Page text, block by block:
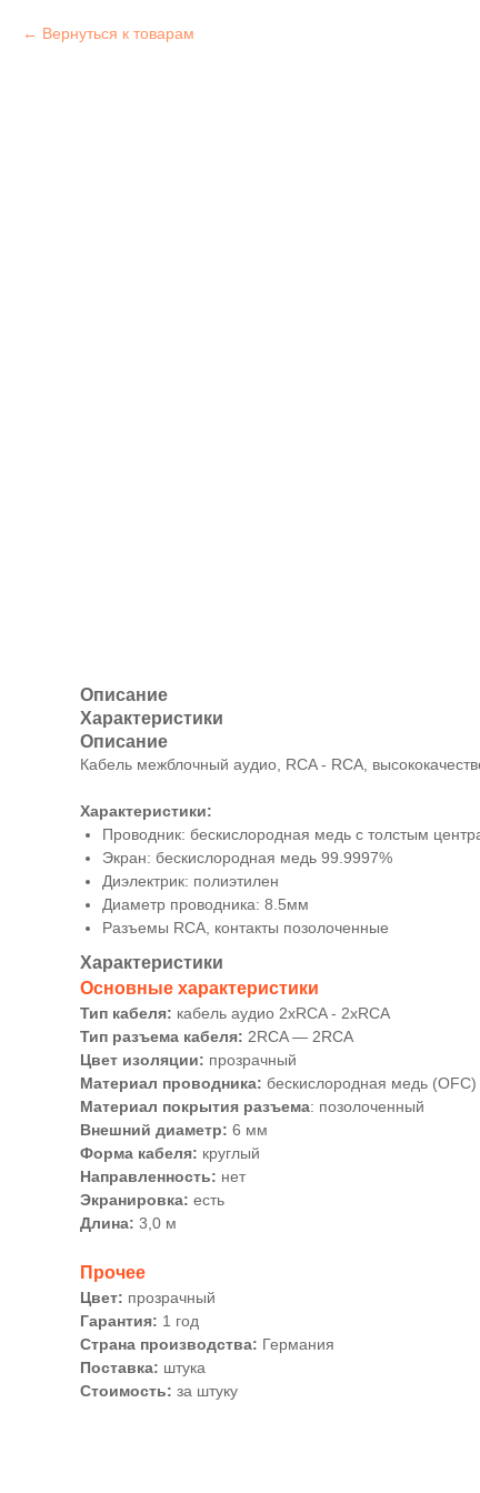
Вернуться к товарам
Описание
Характеристики
Описание
Кабель межблочный аудио, RCA - RCA,
Характеристики:
Проводник: бескислородная медь с толстым
Экран: бескислородная медь 99.9997%
Диэлектрик: полиэтилен
Диаметр проводника: 8.5мм
Разъемы RCA, контакты позолоченные
Характеристики
Основные характеристики
Тип кабеля: кабель аудио 2xRCA - 2xRCA
Тип разъема кабеля: 2RCA — 2RCA
Цвет изоляции: прозрачный
Материал проводника: беcкислородная медь (OFC)
Материал покрытия разъема: позолоченный
Внешний диаметр: 6 мм
Форма кабеля: круглый
Направленность: нет
Экранировка: есть
Длина: 3,0 м
Прочее
Цвет: прозрачный
Гарантия: 1 год
Страна производства: Германия
Поставка: штука
Стоимость: за штуку